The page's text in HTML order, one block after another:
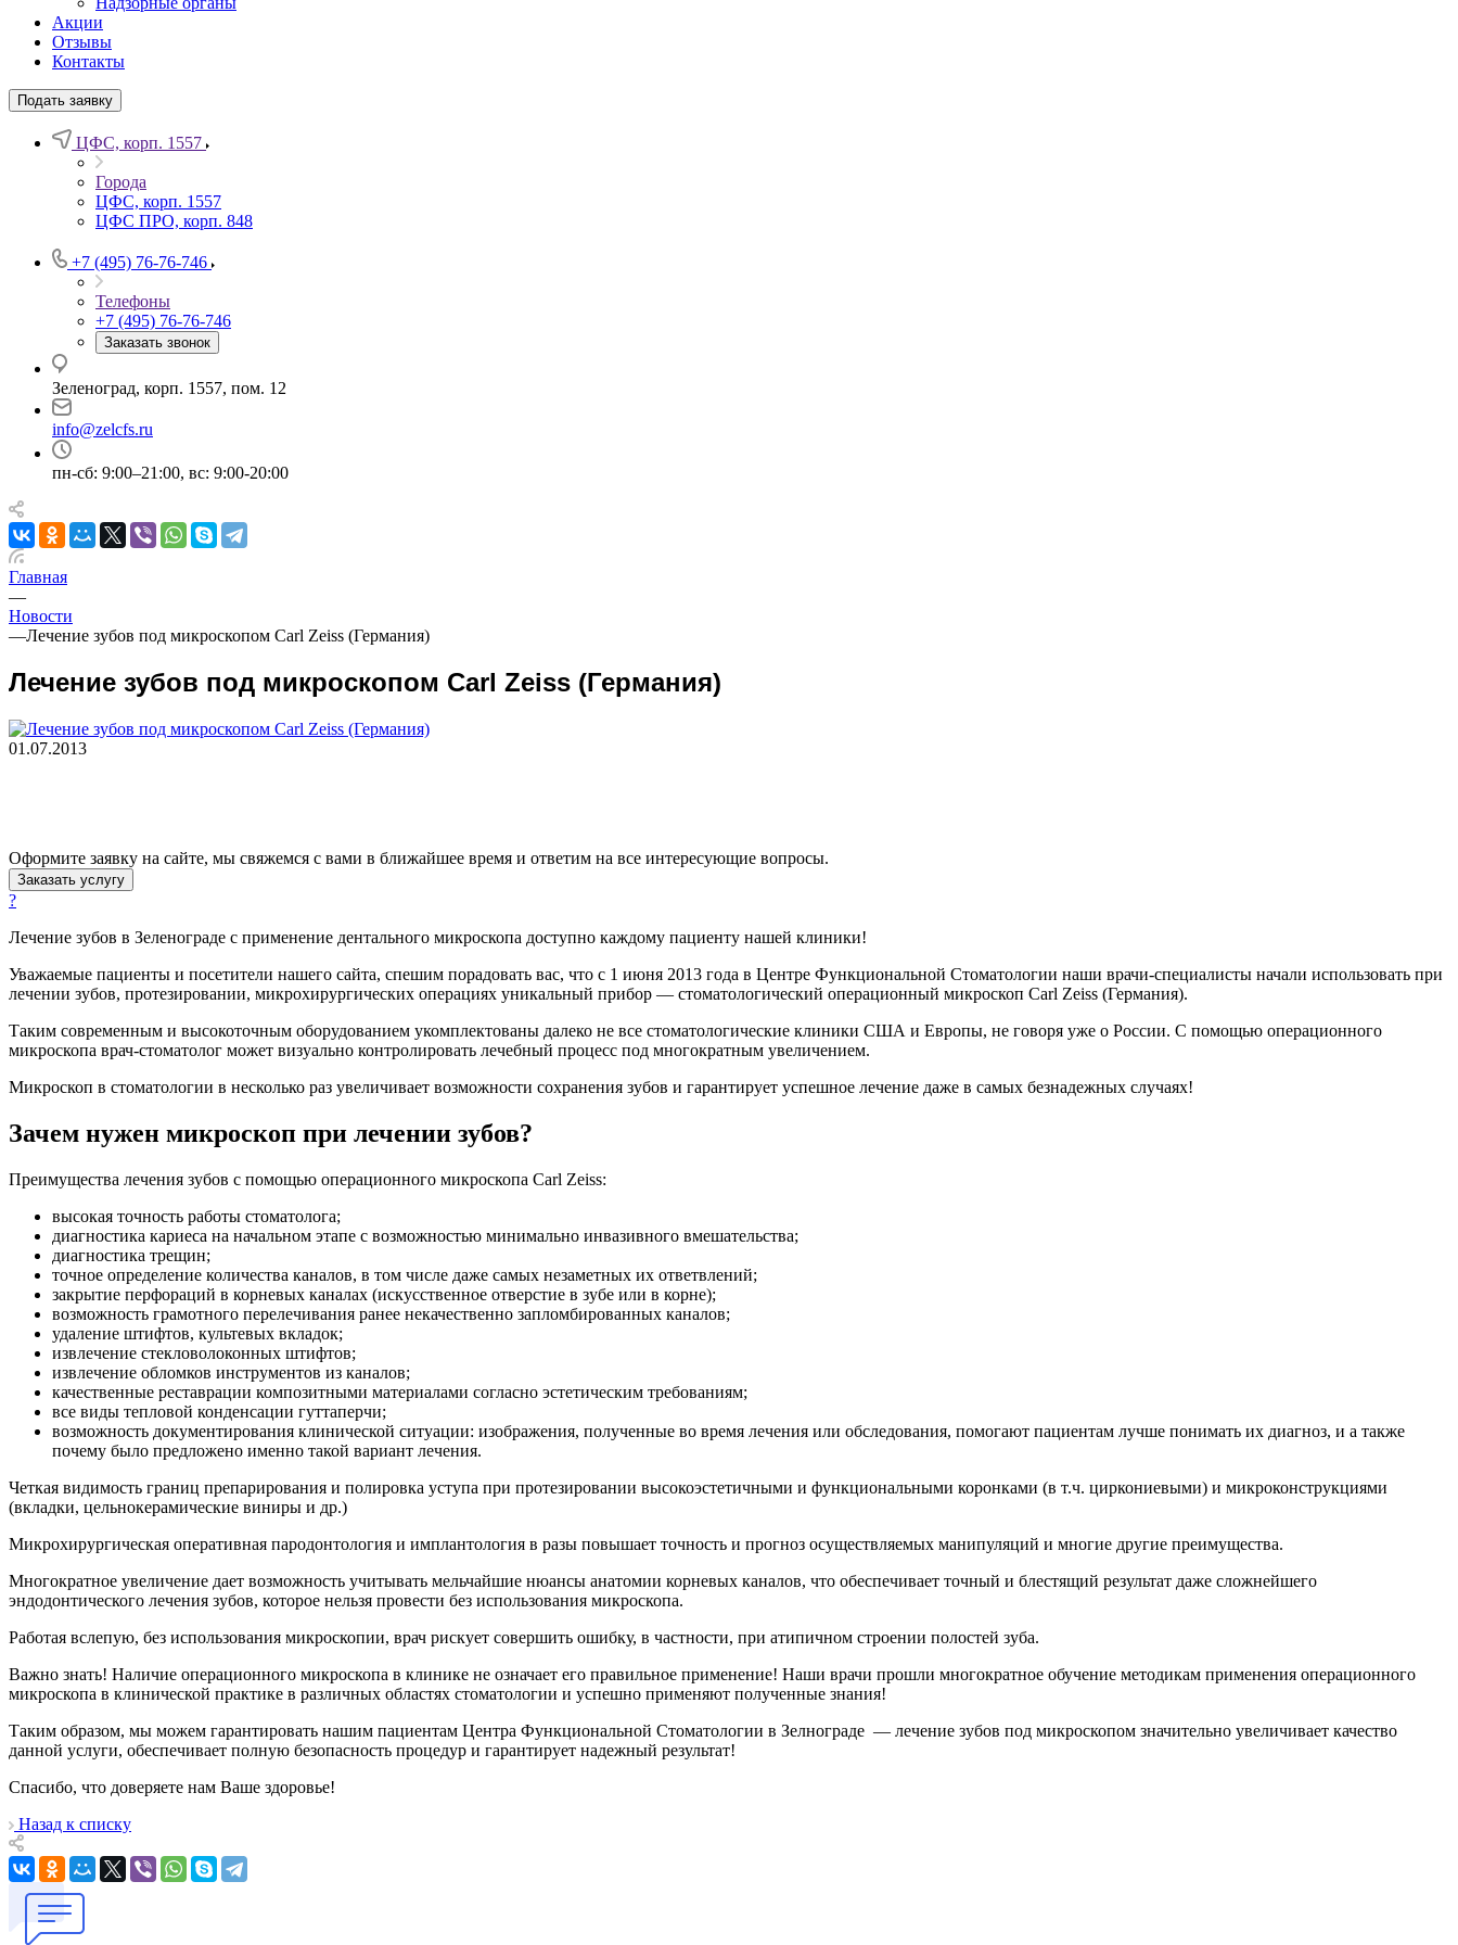
Акции
Отзывы
Контакты
Подать заявку
ЦФС, корп. 1557
Города
ЦФС, корп. 1557
ЦФС ПРО, корп. 848
+7 (495) 76-76-746
Телефоны
+7 (495) 76-76-746
Заказать звонок
Зеленоград, корп. 1557, пом. 12
info@zelcfs.ru
пн-сб: 9:00–21:00, вс: 9:00-20:00
Главная
—
Новости
—Лечение зубов под микроскопом Carl Zeiss (Германия)
Лечение зубов под микроскопом Carl Zeiss (Германия)
01.07.2013
Оформите заявку на сайте, мы свяжемся с вами в ближайшее время и ответим на все интересующие вопросы.
Заказать услугу
?
Лечение зубов в Зеленограде с применение дентального микроскопа доступно каждому пациенту нашей клиники!
Уважаемые пациенты и посетители нашего сайта, спешим порадовать вас, что с 1 июня 2013 года в Центре Функциональной Стоматологии наши врачи-специалисты начали использовать при
лечении зубов, протезировании, микрохирургических операциях уникальный прибор — стоматологический операционный микроскоп Carl Zeiss (Германия).
Таким современным и высокоточным оборудованием укомплектованы далеко не все стоматологические клиники США и Европы, не говоря уже о России. С помощью операционного
микроскопа врач-стоматолог может визуально контролировать лечебный процесс под многократным увеличением.
Микроскоп в стоматологии в несколько раз увеличивает возможности сохранения зубов и гарантирует успешное лечение даже в самых безнадежных случаях!
Зачем нужен микроскоп при лечении зубов?
Преимущества лечения зубов с помощью операционного микроскопа Carl Zeiss:
высокая точность работы стоматолога;
диагностика кариеса на начальном этапе с возможностью минимально инвазивного вмешательства;
диагностика трещин;
точное определение количества каналов, в том числе даже самых незаметных их ответвлений;
закрытие перфораций в корневых каналах (искусственное отверстие в зубе или в корне);
возможность грамотного перелечивания ранее некачественно запломбированных каналов;
удаление штифтов, культевых вкладок;
извлечение стекловолоконных штифтов;
извлечение обломков инструментов из каналов;
качественные реставрации композитными материалами согласно эстетическим требованиям;
все виды тепловой конденсации гуттаперчи;
возможность документирования клинической ситуации: изображения, полученные во время лечения или обследования, помогают пациентам лучше понимать их диагноз, и а также
почему было предложено именно такой вариант лечения.
Четкая видимость границ препарирования и полировка уступа при протезировании высокоэстетичными и функциональными коронками (в т.ч. циркониевыми) и микроконструкциями
(вкладки, цельнокерамические виниры и др.)
Микрохирургическая оперативная пародонтология и имплантология в разы повышает точность и прогноз осуществляемых манипуляций и многие другие преимущества.
Многократное увеличение дает возможность учитывать мельчайшие нюансы анатомии корневых каналов, что обеспечивает точный и блестящий результат даже сложнейшего
эндодонтического лечения зубов, которое нельзя провести без использования микроскопа.
Работая вслепую, без использования микроскопии, врач рискует совершить ошибку, в частности, при атипичном строении полостей зуба.
Важно знать! Наличие операционного микроскопа в клинике не означает его правильное применение! Наши врачи прошли многократное обучение методикам применения операционного
микроскопа в клинической практике в различных областях стоматологии и успешно применяют полученные знания!
Таким образом, мы можем гарантировать нашим пациентам Центра Функциональной Стоматологии в Зелнограде — лечение зубов под микроскопом значительно увеличивает качество
данной услуги, обеспечивает полную безопасность процедур и гарантирует надежный результат!
Спасибо, что доверяете нам Ваше здоровье!
Назад к списку